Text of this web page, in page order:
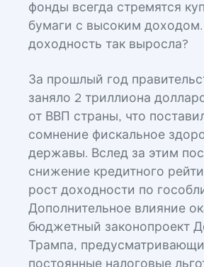
фонды всегда стремятся
бумаги с высоким
доходность так выросла?
За прошлый год
заняло 2 триллиона
от ВВП страны, что
сомнение фискальное
державы. Вслед за этим
снижение кредитного
рост доходности по
Дополнительное влияние
бюджетный законопроект
Трампа,
постоянные налоговые